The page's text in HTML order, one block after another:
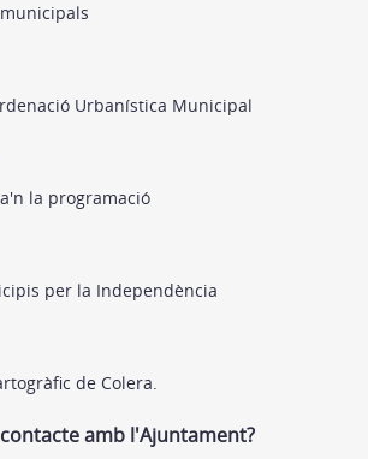
Urbanística Municipal
la programació
per la Independència
de Colera.
amb l'Ajuntament?